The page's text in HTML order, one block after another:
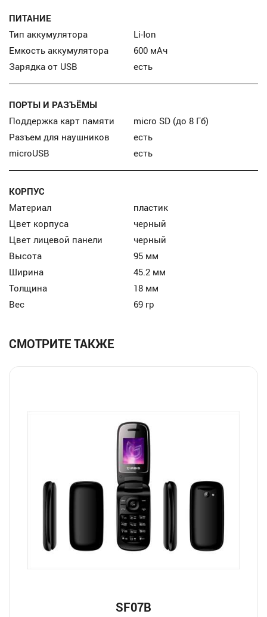
ПИТАНИЕ
Тип аккумулятора
Li-Ion
Емкость аккумулятора
600 мАч
Зарядка от USB
есть
ПОРТЫ И РАЗЪЁМЫ
Поддержка карт памяти
micro SD (до 8 Гб)
Разъем для наушников
есть
microUSB
есть
КОРПУС
Материал
пластик
Цвет корпуса
черный
Цвет лицевой панели
черный
Высота
95 мм
Ширина
45.2 мм
Толщина
18 мм
Вес
69 гр
СМОТРИТЕ ТАКЖЕ
SF07B